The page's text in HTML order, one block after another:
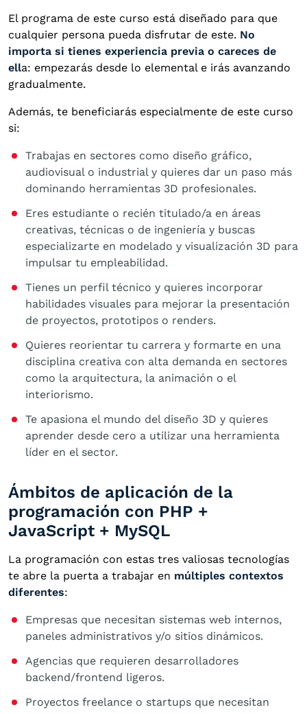
El programa de este curso está diseñado para que
cualquier persona pueda disfrutar de este. No
importa si tienes experiencia previa o careces de
ella: empezarás desde lo elemental e irás avanzando
gradualmente.
Además, te beneficiarás especialmente de este curso
si:
Trabajas en sectores como diseño gráfico,
audiovisual o industrial y quieres dar un paso más
dominando herramientas 3D profesionales.
Eres estudiante o recién titulado/a en áreas
creativas, técnicas o de ingeniería y buscas
especializarte en modelado y visualización 3D para
impulsar tu empleabilidad.
Tienes un perfil técnico y quieres incorporar
habilidades visuales para mejorar la presentación
de proyectos, prototipos o renders.
Quieres reorientar tu carrera y formarte en una
disciplina creativa con alta demanda en sectores
como la arquitectura, la animación o el
interiorismo.
Te apasiona el mundo del diseño 3D y quieres
aprender desde cero a utilizar una herramienta
líder en el sector.
Ámbitos de aplicación de la
programación con PHP +
JavaScript + MySQL
La programación con estas tres valiosas tecnologías
te abre la puerta a trabajar en múltiples contextos
diferentes:
Empresas que necesitan sistemas web internos,
paneles administrativos y/o sitios dinámicos.
Agencias que requieren desarrolladores
backend/frontend ligeros.
Proyectos freelance o startups que necesitan